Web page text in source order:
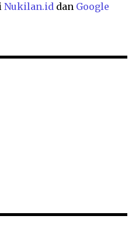
Nukilan.id dan Google